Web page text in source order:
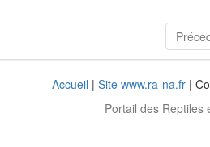
Accueil | Site www.ra-na.fr |
Portail des Reptiles